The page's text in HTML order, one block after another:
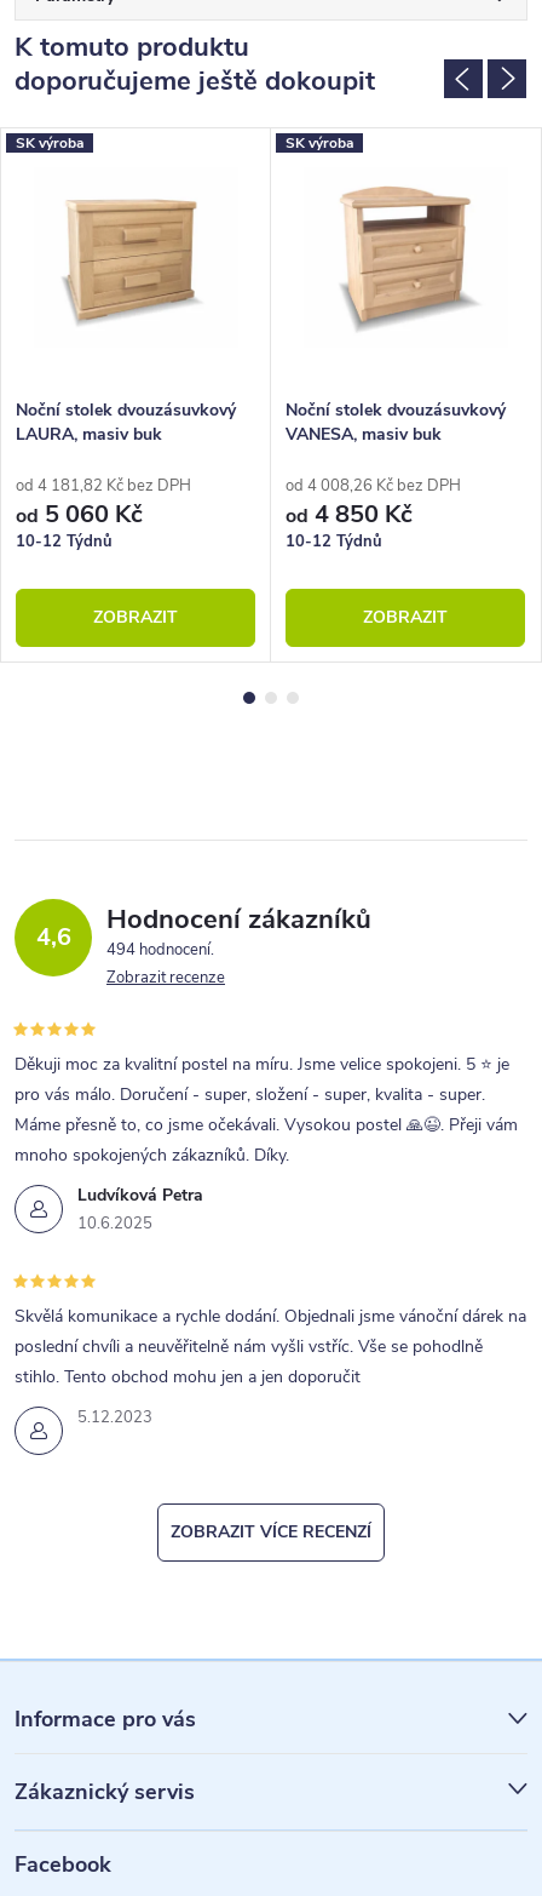
K tomuto produktu
doporučujeme ještě dokoupit
SK výroba
Noční stolek dvouzásuvkový
LAURA, masiv buk
od 4 181,82 Kč bez DPH
od 5 060 Kč
10-12 Týdnů
ZOBRAZIT
SK výroba
Noční stolek dvouzásuvkový
VANESA, masiv buk
od 4 008,26 Kč bez DPH
od 4 850 Kč
10-12 Týdnů
ZOBRAZIT
4,6 Hodnocení zákazníků
494 hodnocení
Zobrazit recenze
Ludvíková Petra
10.6.2025
Děkuji moc za kvalitní postel na míru. Jsme velice spokojeni. 5 ⭐ je
pro vás málo. Doručení - super, složení - super, kvalita - super.
Máme přesně to, co jsme očekávali. Vysokou postel 🙏😉. Přeji vám
mnoho spokojených zákazníků. Díky.
5.12.2023
Skvělá komunikace a rychle dodání. Objednali jsme vánoční dárek na
poslední chvíli a neuvěřitelně nám vyšli vstříc. Vše se pohodlně
stihlo. Tento obchod mohu jen a jen doporučit
ZOBRAZIT VÍCE RECENZÍ
á
p
a
Informace pro vás
Zákaznický servis
Facebook